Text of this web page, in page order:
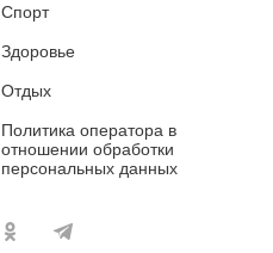
Спорт
Здоровье
Отдых
Политика оператора в
отношении обработки
персональных данных